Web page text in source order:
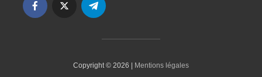
Copyright © 2026 | Mentions légales